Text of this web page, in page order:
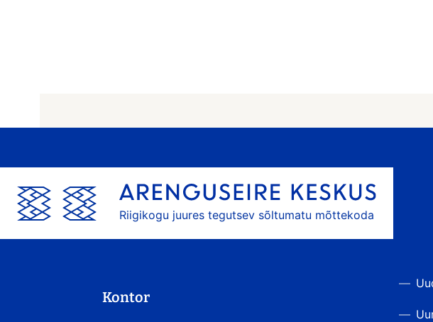
Riigikogu juures tegutsev sõltumatu mõttekoda
Kontor